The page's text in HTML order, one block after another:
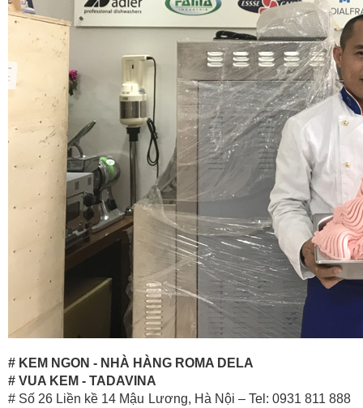
# KEM NGON - NHÀ HÀNG ROMA DELA
# VUA KEM - TADAVINA
# Số 26 Liền kề 14 Mậu Lương, Hà Nội – Tel: 0931 811 888